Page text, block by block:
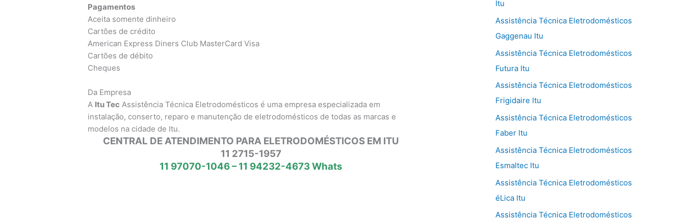
Pagamentos
Aceita somente dinheiro
Cartões de crédito
American Express Diners Club MasterCard Visa
Cartões de débito
Cheques
Da Empresa
A Itu Tec Assistência Técnica Eletrodomésticos é uma empresa especializada em
instalação, conserto, reparo e manutenção de eletrodomésticos de todas as marcas e
modelos na cidade de Itu.
CENTRAL DE ATENDIMENTO PARA ELETRODOMÉSTICOS EM ITU
11 2715-1957
11 97070-1046 – 11 94232-4673 Whats
Itu
Assistência Técnica Eletrodomésticos
Gaggenau Itu
Assistência Técnica Eletrodomésticos
Futura Itu
Assistência Técnica Eletrodomésticos
Frigidaire Itu
Assistência Técnica Eletrodomésticos
Faber Itu
Assistência Técnica Eletrodomésticos
Esmaltec Itu
Assistência Técnica Eletrodomésticos
éLica Itu
Assistência Técnica Eletrodomésticos